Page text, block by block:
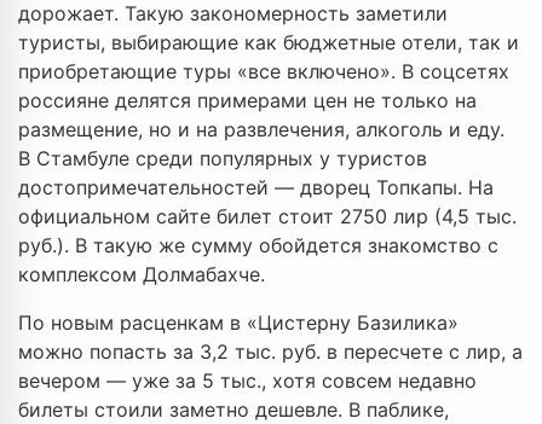
дорожает. Такую закономерность заметили
туристы, выбирающие как бюджетные отели, так и
приобретающие туры «все включено». В соцсетях
россияне делятся примерами цен не только на
размещение, но и на развлечения, алкоголь и еду.
В Стамбуле среди популярных у туристов
достопримечательностей — дворец Топкапы. На
официальном сайте билет стоит 2750 лир (4,5 тыс.
руб.). В такую же сумму обойдется знакомство с
комплексом Долмабахче.
По новым расценкам в «Цистерну Базилика»
можно попасть за 3,2 тыс. руб. в пересчете с лир, а
вечером — уже за 5 тыс., хотя совсем недавно
билеты стоили заметно дешевле. В паблике,